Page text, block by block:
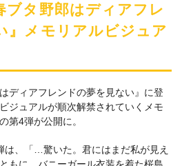
ブタ野郎はディアフレ
』メモリアルビジュア
ディアフレンドの夢を見ない』に登
ジュアルが順次解禁されていくメモ
第4弾が公開に。
は、「…驚いた。君にはまだ私が見え